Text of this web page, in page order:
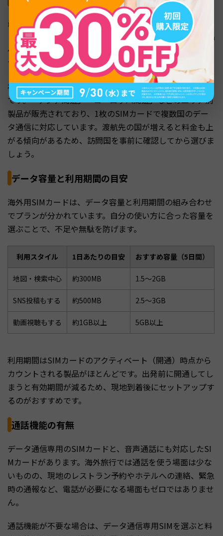
最も重要なのは、購入するSIMカードが渡航先の国に対応
しているかどうかです。製品パッケージやECサイトの商品
ページに対応国の一覧が記載されているため、必ず確認し
てから購入しましょう。
複数の国を訪れる場合は、周遊タイプのSIMカードが便利
です。「アジア周遊」「ヨーロッパ周遊」などのエリア別
製品が販売されており、1枚のSIMカードで複数国のデー
タ通信に対応しています。渡航先の国が増えると料金も上
がる傾向があるため、訪問国を事前に確認してから選びま
しょう。
データ容量と利用期間の目安
海外用SIMカードは、データ容量と利用期間の組み合わせ
でプランが分かれています。自分の使い方に合った容量を
選ぶことで、不足や無駄を防げます。
利用スタイル 1日あたりの目安 おすすめ容量（5日間）
地図・検索中心 約300MB 1.5〜2GB
SNS投稿もする 約500MB 2.5〜3GB
動画視聴もする 約1GB以上 5GB以上
利用期間はSIMカードのアクティベート（開通）時点から
カウントされる製品がほとんどです。出発前に開通してし
まうと有効期間が減るため、現地到着後にセットアップす
るのがおすすめです。
通話機能の有無
データ通信専用のSIMカードと、音声通話にも対応したSI
Mカードがあります。海外旅行では通話を使う場面は少な
いものの、現地のレストラン予約やホテルへの連絡、緊急
時の通報など、電話が必要になる場面もゼロではありませ
ん。
通話機能が不要な場合は、データ通信専用SIMを選ぶと料